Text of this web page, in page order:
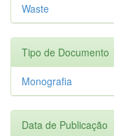
Waste
Tipo de Documento
Monografia
Data de Publicação